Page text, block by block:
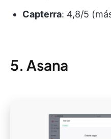
Capterra: 4,8/5
5. Asana